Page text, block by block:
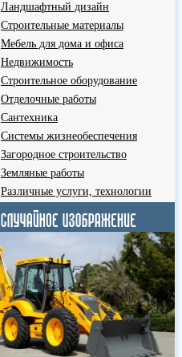
Ландшафтный дизайн
Строительные материалы
Мебель для дома и офиса
Недвижимость
Строительное оборудование
Отделочные работы
Сантехника
Системы жизнеобеспечения
Загородное строительство
Земляные работы
Различные услуги, технологии